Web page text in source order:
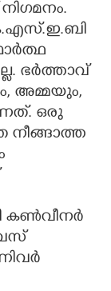
ഭർത്താവ്
അമ്മയും,
ഒരു
നീങ്ങാത്ത
കൺവീനർ